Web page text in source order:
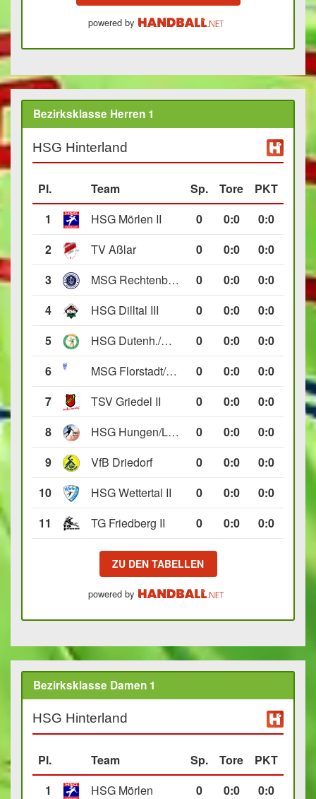
powered by
Bezirksklasse Herren 1
HSG Hinterland
Pl. Team Sp. Tore
PKT
1
HSG Mörlen II 0 0:0
0:0
2
TV Aßlar 0 0:0
0:0
3
MSG Rechtenbach/Wetzlar II 0 0:0
0:0
4
HSG Dilltal III 0 0:0
0:0
5
HSG Dutenh./Münchholzh. IV 0 0:0
0:0
6
MSG Florstadt/Gettenau II 0 0:0
0:0
7
TSV Griedel II 0 0:0
0:0
8
HSG Hungen/Lich II 0 0:0
0:0
9
VfB Driedorf 0 0:0
0:0
10
HSG Wettertal II 0 0:0
0:0
11
TG Friedberg II 0 0:0 0:0
ZU DEN TABELLEN
powered by
Bezirksklasse Damen 1
HSG Hinterland
Pl. Team Sp. Tore
PKT
1
HSG Mörlen 0 0:0
0:0